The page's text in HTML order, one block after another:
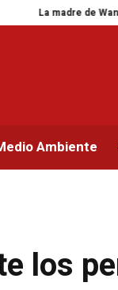
La madre de Wanda
Ambiente
los